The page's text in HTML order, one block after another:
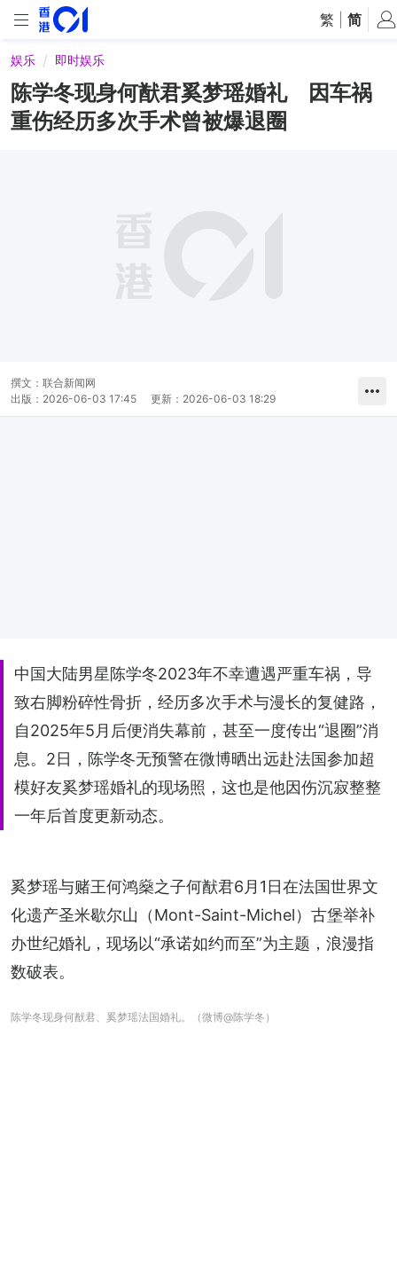
繁 简
娱乐 即时娱乐
陈学冬现身何猷君奚梦瑶婚礼 因车祸
重伤经历多次手术曾被爆退圈
撰文： 联合新闻网
出版： 2026-06-03 17:45 更新： 2026-06-03 18:29
中国大陆男星陈学冬2023年不幸遭遇严重车祸，导
致右脚粉碎性骨折，经历多次手术与漫长的复健路，
自2025年5月后便消失幕前，甚至一度传出“退圈”消
息。2日，陈学冬无预警在微博晒出远赴法国参加超
模好友奚梦瑶婚礼的现场照，这也是他因伤沉寂整整
一年后首度更新动态。
奚梦瑶与赌王何鸿燊之子何猷君6月1日在法国世界文
化遗产圣米歇尔山（Mont-Saint-Michel）古堡举补
办世纪婚礼，现场以“承诺如约而至”为主题，浪漫指
数破表。
陈学冬现身何猷君、奚梦瑶法国婚礼。（微博@陈学冬）